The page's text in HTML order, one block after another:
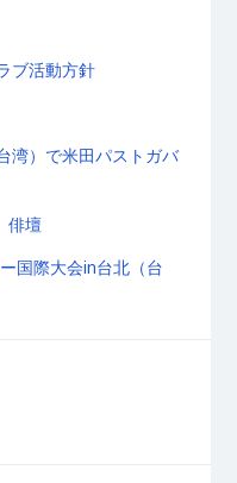
ブ活動方針
湾）で米田パストガバ
俳壇
国際大会in台北（台